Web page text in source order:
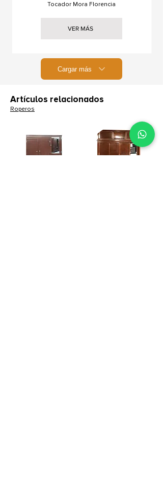
Tocador Mora Florencia
VER MÁS
Cargar más
Artículos relacionados
Roperos